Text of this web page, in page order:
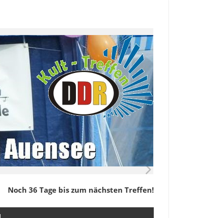
Noch 36 Tage bis zum nächsten Treffen!